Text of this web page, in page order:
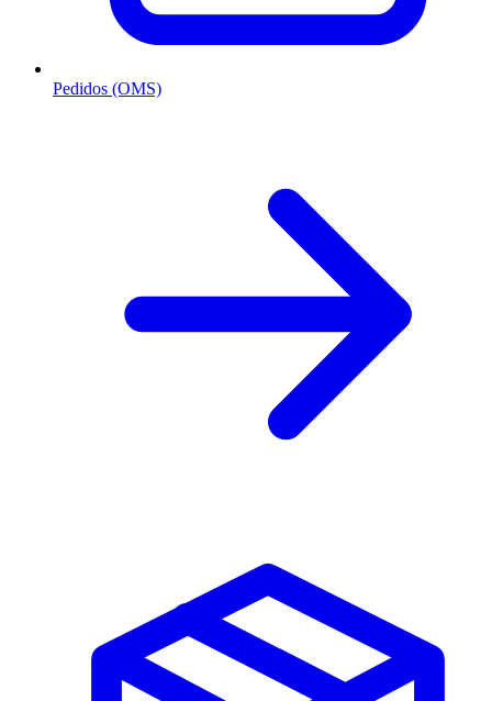
Pedidos (OMS)